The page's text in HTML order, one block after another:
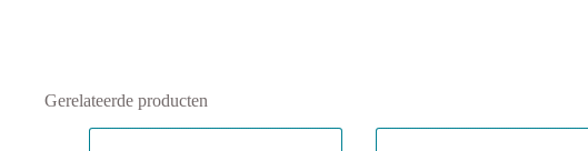
Gerelateerde producten